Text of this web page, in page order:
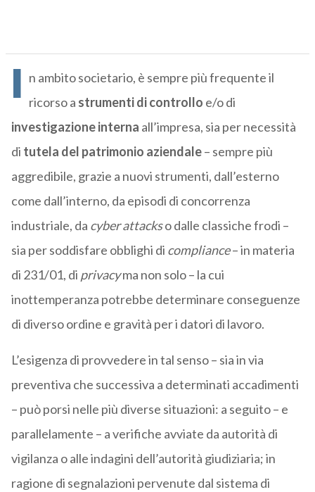
I n ambito societario, è sempre più frequente il
ricorso a strumenti di controllo e/o di
investigazioneinterna all’impresa, sia per necessità
di tutela del patrimonio aziendale– sempre più
aggredibile, grazie a nuovi strumenti, dall’esterno
come dall’interno, da episodi di concorrenza
industriale, da cyber attackso dalle classiche frodi –
sia per soddisfare obblighi di compliance– in materia
di 231/01, di privacyma non solo – la cui
inottemperanza potrebbe determinare conseguenze
di diverso ordine e gravità per i datori di lavoro.
L’esigenza di provvedere in tal senso – sia in via
preventiva che successiva a determinati accadimenti
– può porsi nelle più diverse situazioni: a seguito – e
parallelamente – a verifiche avviate da autorità di
vigilanza o alle indagini dell’autorità giudiziaria; in
ragione di segnalazioni pervenute dal sistema di